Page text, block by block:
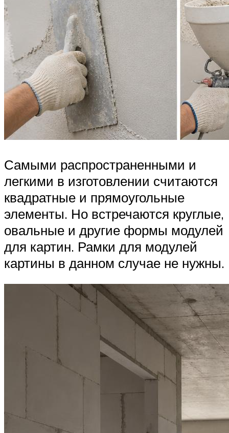
Самыми распространенными и
легкими в изготовлении считаются
квадратные и прямоугольные
элементы. Но встречаются круглые,
овальные и другие формы модулей
для картин. Рамки для модулей
картины в данном случае не нужны.